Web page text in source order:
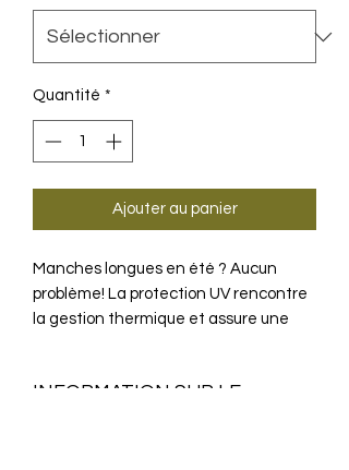
Quantité *
Ajouter au panier
Manches longues en été ? Aucun
problème! La protection UV rencontre
la gestion thermique et assure une
INFORMATION SUR LE